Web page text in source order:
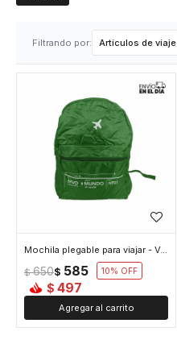
Filtrando por: Artículos de viaje
Mochila plegable para viajar - Verde
$ 585
$ 650 10
$ 497